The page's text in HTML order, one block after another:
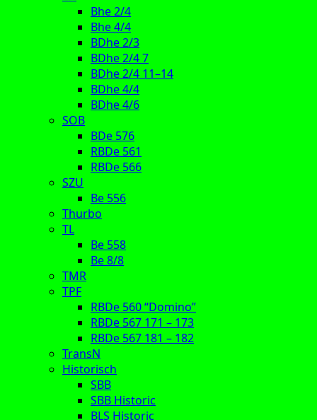
Bhe 2/4
Bhe 4/4
BDhe 2/3
BDhe 2/4 7
BDhe 2/4 11–14
BDhe 4/4
BDhe 4/6
SOB
BDe 576
RBDe 561
RBDe 566
SZU
Be 556
Thurbo
TL
Be 558
Be 8/8
TMR
TPF
RBDe 560 “Domino”
RBDe 567 171 – 173
RBDe 567 181 – 182
TransN
Historisch
SBB
SBB Historic
BLS Historic